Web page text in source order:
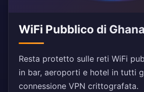
WiFi Pubblico di
Resta protetto sulle reti WiFi
in bar, aeroporti e hotel in tutti
connessione VPN crittografata.